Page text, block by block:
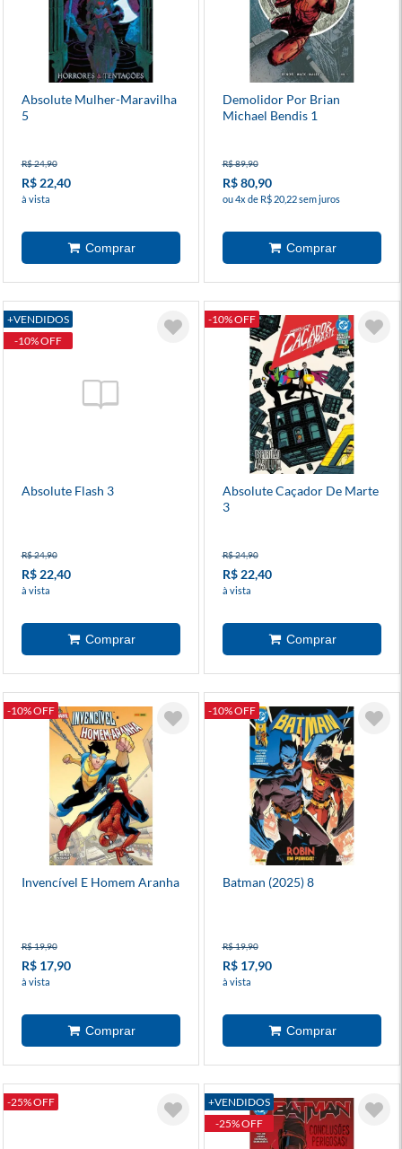
Absolute Mulher-Maravilha
5
R$ 24,90
R$ 22,40
à vista
Demolidor Por Brian
Michael Bendis 1
R$ 89,90
R$ 80,90
ou 4x de R$ 20,22 sem juros
+VENDIDOS
-10% OFF
Absolute Flash 3
R$ 24,90
R$ 22,40
à vista
-10% OFF
Absolute Caçador De Marte
3
R$ 24,90
R$ 22,40
à vista
-10% OFF
Invencível E Homem Aranha
R$ 19,90
R$ 17,90
à vista
-10% OFF
Batman (2025) 8
R$ 19,90
R$ 17,90
à vista
-25% OFF
+VENDIDOS
-25% OFF